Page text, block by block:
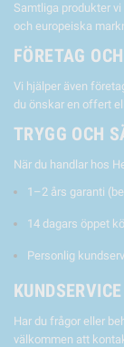
Samtliga produkter
och europeiska
FÖRETAG
Vi hjälper även
du önskar en offert
TRYGG OCH
När du handlar hos
1–2 års garanti
14 dagars öppet
Personlig
KUNDSERVICE
Har du frågor eller
välkommen att